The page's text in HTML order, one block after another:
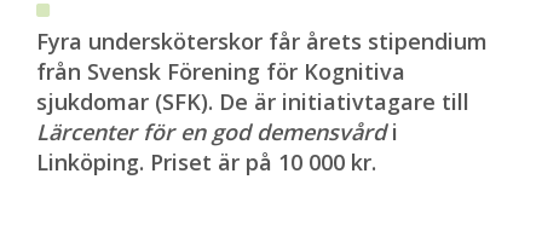
Fyra undersköterskor får årets stipendium
från Svensk Förening för Kognitiva
sjukdomar (SFK). De är initiativtagare till
Lärcenter för en god demensvårdi
Linköping. Priset är på 10 000 kr.